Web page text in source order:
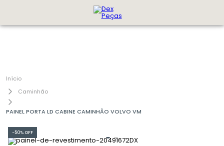
Caminhão
PAINEL PORTA LD CABINE CAMINHÃO VOLVO VM
-50% OFF